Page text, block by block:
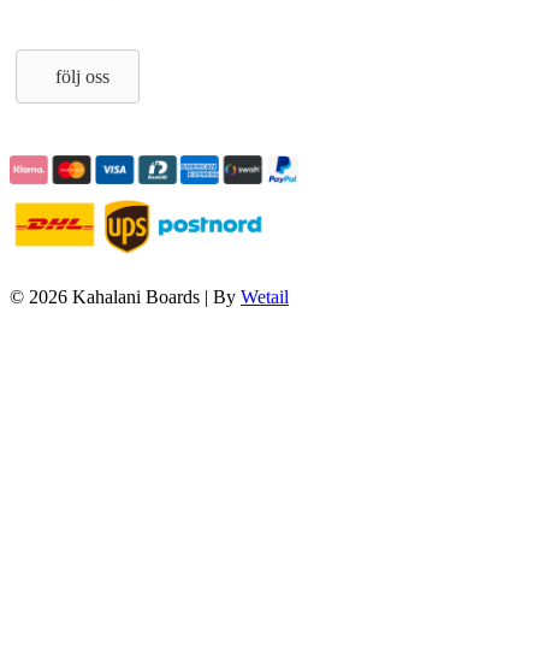
följ oss
© 2026 Kahalani Boards | By Wetail